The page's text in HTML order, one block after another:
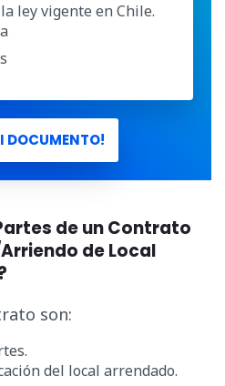
ley vigente en Chile.
DOCUMENTO!
de un Contrato
de Local
son:
del local arrendado.